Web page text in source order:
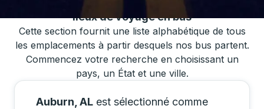
lieux de voyage en bus
Cette section fournit une liste alphabétique de tous
les emplacements à partir desquels nos bus partent.
Commencez votre recherche en choisissant un
pays, un État et une ville.
Auburn, AL est sélectionné comme